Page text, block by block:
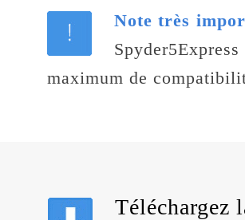
Note très
maximum de
Téléchargez